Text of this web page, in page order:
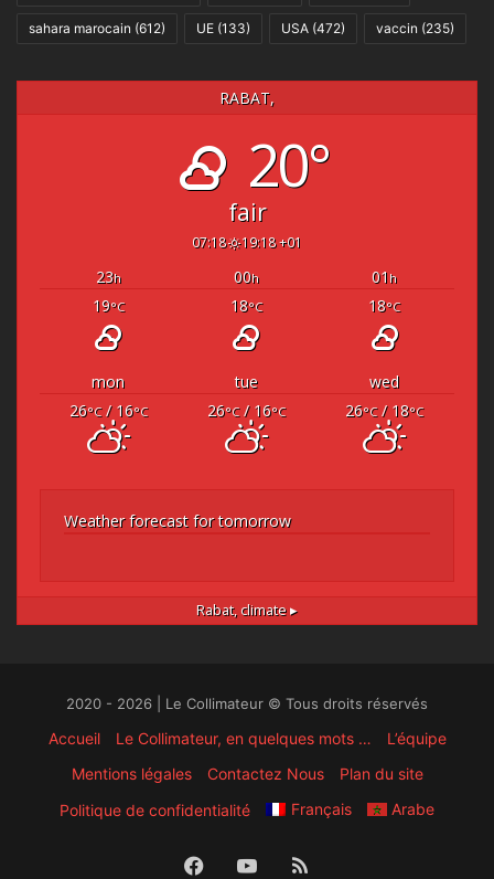
sahara marocain (612) UE (133) USA (472) vaccin (235)
RABAT,
20°
fair
07:18 19:18 +01
23h 00h 01 h
19°C 18°C 18°C
mon tue
wed
26°C/ 16°C 26°C/ 16°C 26°C/ 18°C
Weather forecast for tomorrow
Rabat, climate ▸
2020 - 2026 | Le Collimateur © Tous droits réservés
Accueil Le Collimateur, en quelques mots …
L’équipe
Mentions légales
Contactez Nous
Plan du site
Politique de confidentialité
Français Arabe
FacebookYouTube